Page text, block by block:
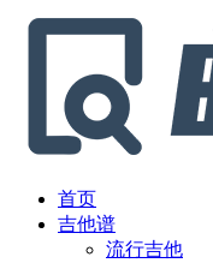
首页
吉他谱
流行吉他